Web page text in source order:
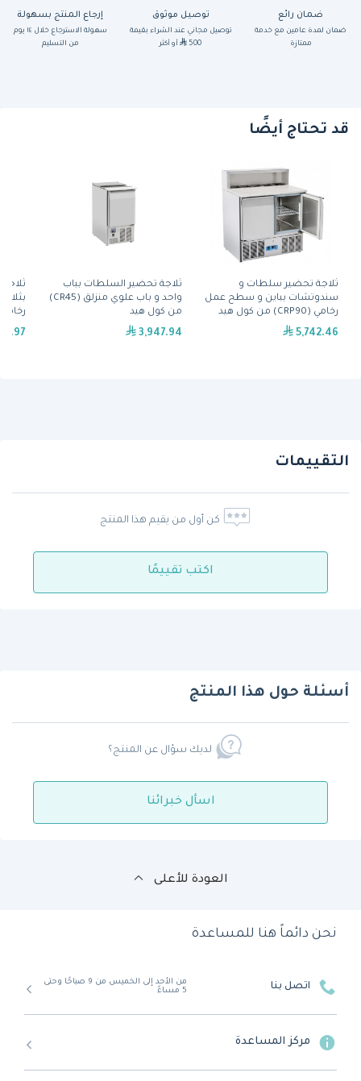
ضمان رائع
ضمان لمدة عامين مع خدمة
ممتازة
توصيل موثوق
توصيل مجاني عند الشراء بقيمة
500
أو أكثر
إرجاع المنتج بسهولة
سهولة الاسترجاع خلال ١٤ يوم
من التسليم
قد تحتاج أيضًا
ثلاجة تحضير سلطات و
سندوتشات بباين و سطح عمل
رخامي (CRP90) من كول هيد
5,742.46
ثلاجة تحضير السلطات بباب
واحد و باب علوي منزلق (CR45)
من كول هيد
3,947.94
(CRM93A) من كول هيد
التقييمات
كن أول من يقيم هذا المنتج
اكتب تقييمًا
أسئلة حول هذا المنتج
لديك سؤال عن المنتج؟
اسأل خبرائنا
العودة للأعلى
نحن دائماً هنا للمساعدة
اتصل بنا
من الأحد إلى الخميس من 9 صباحًا وحتى
5 مساءً
مركز المساعدة